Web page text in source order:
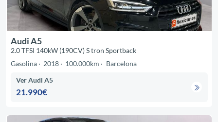
Audi A5
2.0 TFSI 140kW (190CV) S tron Sportback
Gasolina
2018 100.000km Barcelona
Ver Audi A5
21.990€